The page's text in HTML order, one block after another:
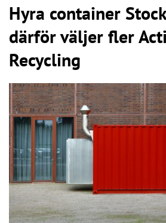
Hyra container
därför väljer fler
Recycling